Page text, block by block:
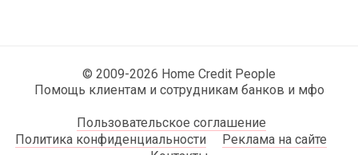
© 2009-2026 Home Credit People
Помощь клиентам и сотрудникам банков и мфо
Пользовательское соглашение
Политика конфиденциальности
Реклама на сайте